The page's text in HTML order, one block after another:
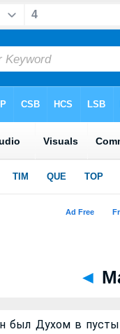
◄
был Духом в